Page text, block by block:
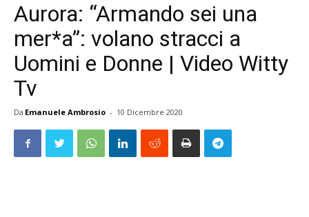
Aurora: “Armando sei una
mer*a”: volano stracci a
Uomini e Donne | Video Witty
Tv
Da Emanuele Ambrosio - 10 Dicembre 2020